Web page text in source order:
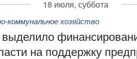
18 июля, суббота
коммунальное хозяйство
выделило
на поддержку